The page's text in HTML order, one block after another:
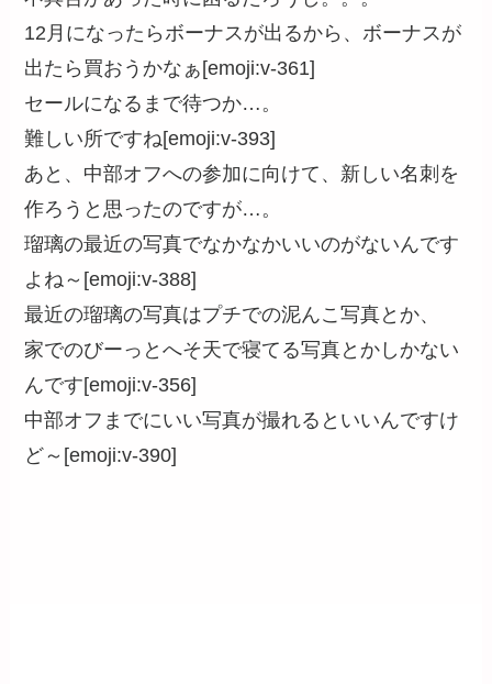
12月になったらボーナスが出るから、ボーナスが
出たら買おうかなぁ[emoji:v-361]
セールになるまで待つか…。
難しい所ですね[emoji:v-393]
あと、中部オフへの参加に向けて、新しい名刺を
作ろうと思ったのですが…。
瑠璃の最近の写真でなかなかいいのがないんです
よね～[emoji:v-388]
最近の瑠璃の写真はプチでの泥んこ写真とか、
家でのびーっとへそ天で寝てる写真とかしかない
んです[emoji:v-356]
中部オフまでにいい写真が撮れるといいんですけ
ど～[emoji:v-390]